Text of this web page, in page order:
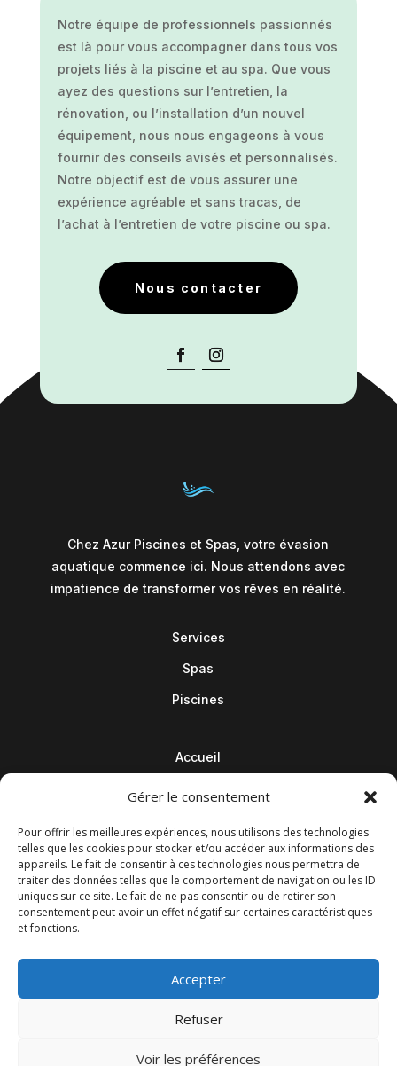
Gérer le consentement
Pour offrir les meilleures expériences, nous utilisons des technologies
telles que les cookies pour stocker et/ou accéder aux informations des
appareils. Le fait de consentir à ces technologies nous permettra de
traiter des données telles que le comportement de navigation ou les ID
uniques sur ce site. Le fait de ne pas consentir ou de retirer son
consentement peut avoir un effet négatif sur certaines caractéristiques
et fonctions.
Accepter
Refuser
Voir les préférences
Notre équipe de professionnels passionnés
est là pour vous accompagner dans tous vos
projets liés à la piscine et au spa. Que vous
ayez des questions sur l’entretien, la
rénovation, ou l’installation d’un nouvel
équipement, nous nous engageons à vous
fournir des conseils avisés et personnalisés.
Notre objectif est de vous assurer une
expérience agréable et sans tracas, de
l’achat à l’entretien de votre piscine ou spa.
Nous contacter
Chez Azur Piscines et Spas, votre évasion
aquatique commence ici. Nous attendons avec
impatience de transformer vos rêves en réalité.
Services
Spas
Piscines
Accueil
© M Development 2026– Mentions légales